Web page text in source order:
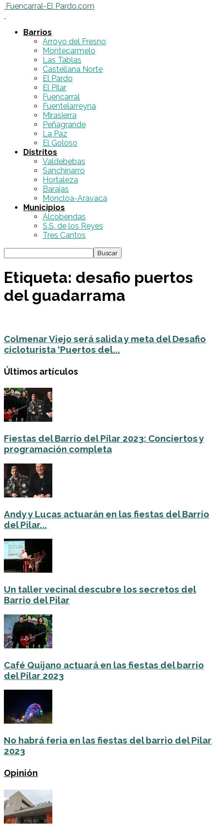
Fuencarral-El Pardo.com
Barrios
Arroyo del Fresno
Montecarmelo
Las Tablas
Castellana Norte
El Pardo
El Pilar
Fuencarral
Fuentelarreyna
Mirasierra
Peñagrande
La Paz
El Goloso
Distritos
Valdebebas
Sanchinarro
Hortaleza
Barajas
Moncloa-Aravaca
Municipios
Alcobendas
S.S. de los Reyes
Tres Cantos
Etiqueta: desafio puertos
del guadarrama
Colmenar Viejo será salida y meta del Desafio
cicloturista ‘Puertos del...
Últimos artículos
Fiestas del Barrio del Pilar 2023: Conciertos y
programación completa
Andy y Lucas actuarán en las fiestas del Barrio
del Pilar...
Un taller vecinal descubre los secretos del
Barrio del Pilar
Café Quijano actuará en las fiestas del barrio
del Pilar 2023
No habrá feria en las fiestas del barrio del Pilar
2023
Opinión